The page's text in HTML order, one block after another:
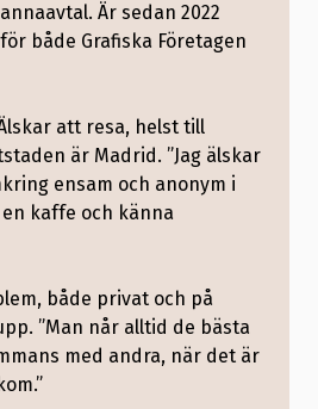
Är sedan 2022
både Grafiska Företagen
att resa, helst till
är Madrid. ”Jag älskar
ensam och anonym i
kaffe och känna
både privat och på
”Man når alltid de bästa
med andra, när det är